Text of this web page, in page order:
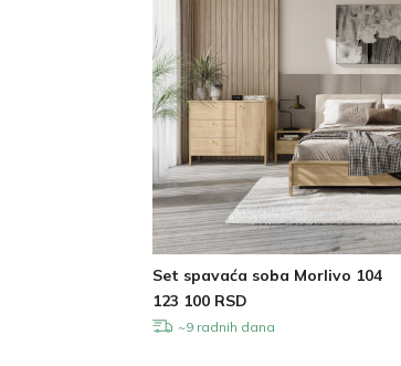
Set spavaća soba Morlivo 104
123 100 RSD
~9 radnih dana